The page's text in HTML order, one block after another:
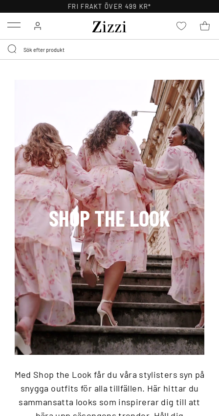
FRI FRAKT ÖVER 499 KR*
Menu
SHOP THE LOOK
Med Shop the Look får du våra stylisters syn på
snygga outfits för alla tillfällen. Här hittar du
sammansatta looks som inspirerar dig till att